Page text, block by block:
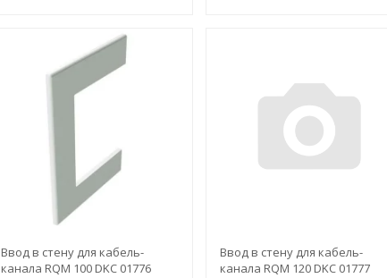
Ввод в стену для кабель-
канала RQM 100 DKC 01776
Ввод в стену для кабель-
канала RQM 120 DKC 01777